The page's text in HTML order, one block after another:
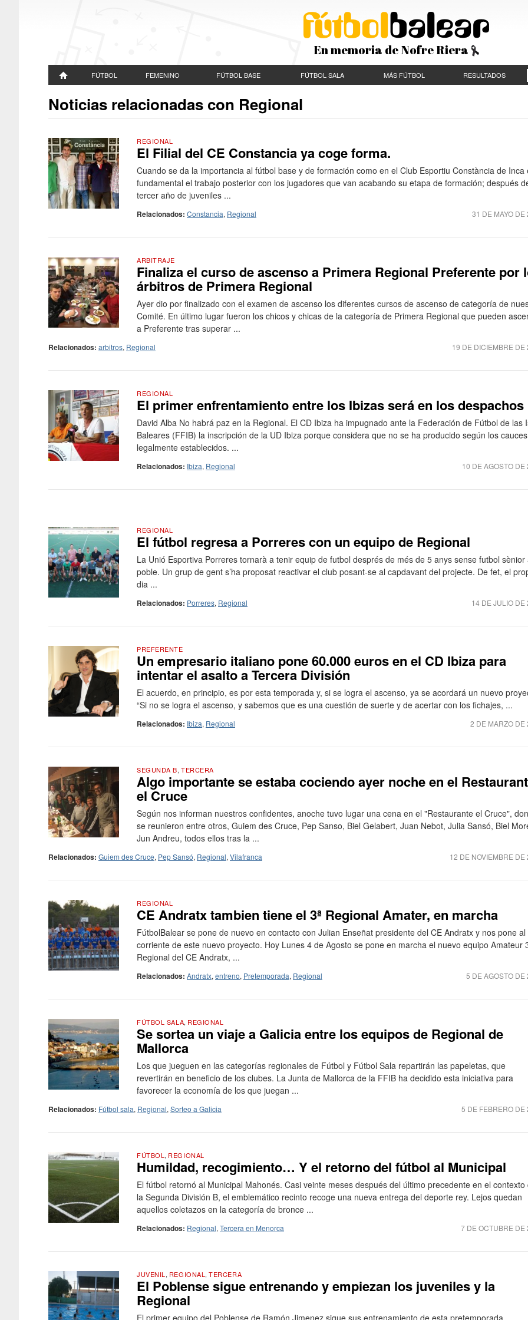
En memoria de Nofre Riera
FÚTBOL FEMENINO FÚTBOL BASE FÚTBOL SALA MÁS FÚTBOL RESULTADOS
Noticias relacionadas con Regional
REGIONAL
El Filial del CE Constancia ya coge forma.
Cuando se da la importancia al fútbol base y de formación como en el Club Esportiu Constància de Inca
fundamental el trabajo posterior con los jugadores que van acabando su etapa de formación; después
tercer año de juveniles ...
31 DE MAYO DE
Relacionados: Constancia, Regional
ARBITRAJE
Finaliza el curso de ascenso a Primera Regional Preferente por
árbitros de Primera Regional
Ayer dio por finalizado con el examen de ascenso los diferentes cursos de ascenso de categoría de
Comité. En último lugar fueron los chicos y chicas de la categoría de Primera Regional que pueden
a Preferente tras superar ...
19 DE DICIEMBRE DE
Relacionados: arbitros, Regional
REGIONAL
El primer enfrentamiento entre los Ibizas será en los despachos
David Alba No habrá paz en la Regional. El CD Ibiza ha impugnado ante la Federación de Fútbol de las
Baleares (FFIB) la inscripción de la UD Ibiza porque considera que no se ha producido según los cauces
legalmente establecidos. ...
10 DE AGOSTO DE
Relacionados: Ibiza, Regional
REGIONAL
El fútbol regresa a Porreres con un equipo de Regional
La Unió Esportiva Porreres tornarà a tenir equip de futbol després de més de 5 anys sense futbol sènior
poble. Un grup de gent s’ha proposat reactivar el club posant-se al capdavant del projecte. De fet, el
dia ...
14 DE JULIO DE
Relacionados: Porreres, Regional
PREFERENTE
Un empresario italiano pone 60.000 euros en el CD Ibiza para
intentar el asalto a Tercera División
El acuerdo, en principio, es por esta temporada y, si se logra el ascenso, ya se acordará un nuevo
“Si no se logra el ascenso, y sabemos que es una cuestión de suerte y de acertar con los fichajes, ...
2 DE MARZO DE
Relacionados: Ibiza, Regional
SEGUNDA B, TERCERA
Algo importante se estaba cociendo ayer noche en el
el Cruce
Según nos informan nuestros confidentes, anoche tuvo lugar una cena en el "Restaurante el Cruce",
se reunieron entre otros, Guiem des Cruce, Pep Sanso, Biel Gelabert, Juan Nebot, Julia Sansó, Biel
Jun Andreu, todos ellos tras la ...
12 DE NOVIEMBRE DE
Relacionados: Guiem des Cruce, Pep Sansó, Regional, Vilafranca
REGIONAL
CE Andratx tambien tiene el 3ª Regional Amater, en marcha
FútbolBalear se pone de nuevo en contacto con Julian Enseñat presidente del CE Andratx y nos pone al
corriente de este nuevo proyecto. Hoy Lunes 4 de Agosto se pone en marcha el nuevo equipo Amateur
Regional del CE Andratx, ...
5 DE AGOSTO DE
Relacionados: Andratx, entreno, Pretemporada, Regional
FÚTBOL SALA, REGIONAL
Se sortea un viaje a Galicia entre los equipos de Regional de
Mallorca
Los que jueguen en las categorías regionales de Fútbol y Fútbol Sala repartirán las papeletas, que
revertirán en beneficio de los clubes. La Junta de Mallorca de la FFIB ha decidido esta iniciativa para
favorecer la economía de los que juegan ...
5 DE FEBRERO DE
Relacionados: Fútbol sala, Regional, Sorteo a Galicia
FÚTBOL , REGIONAL
Humildad, recogimiento… Y el retorno del fútbol al Municipal
El fútbol retornó al Municipal Mahonés. Casi veinte meses después del último precedente en el contexto
la Segunda División B, el emblemático recinto recoge una nueva entrega del deporte rey. Lejos quedan
aquellos coletazos en la categoría de bronce ...
7 DE OCTUBRE DE
Relacionados: Regional, Tercera en Menorca
JUVENIL , REGIONAL ,TERCERA
El Poblense sigue entrenando y empiezan los juveniles y la
Regional
El primer equipo del Poblense de Ramón Jimenez sigue sus entrenamiento de esta pretemporada